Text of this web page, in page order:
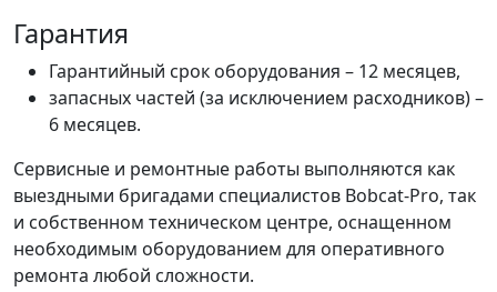
Гарантия
Гарантийный срок оборудования – 12 месяцев,
запасных частей (за исключением расходников) –
6 месяцев.
Сервисные и ремонтные работы выполняются как
выездными бригадами специалистов Bobcat-Pro, так
и собственном техническом центре, оснащенном
необходимым оборудованием для оперативного
ремонта любой сложности.